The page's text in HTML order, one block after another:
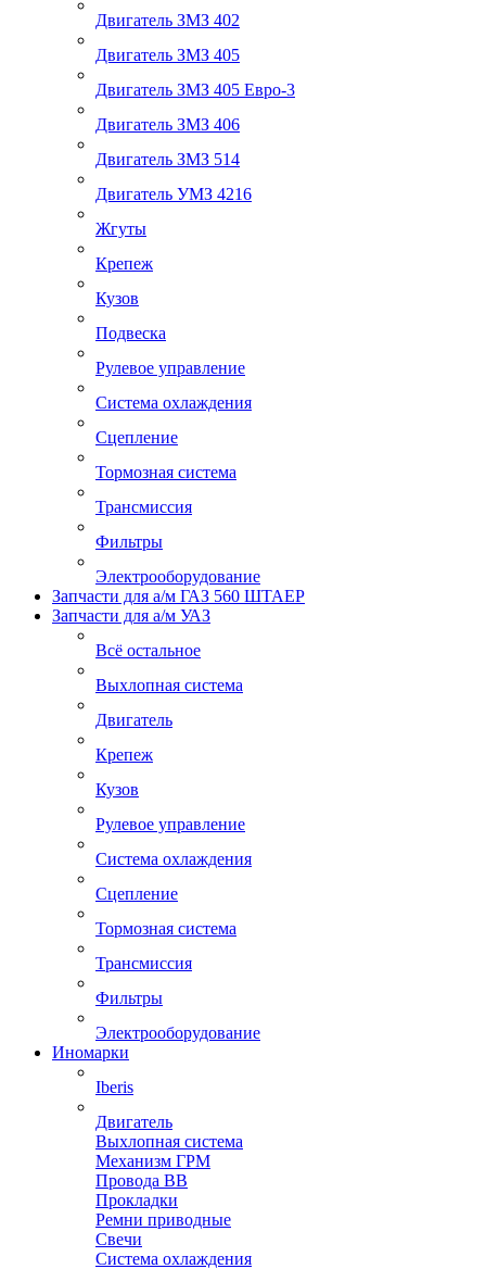
Двигатель ЗМЗ 402
Двигатель ЗМЗ 405
Двигатель ЗМЗ 405 Евро-3
Двигатель ЗМЗ 406
Двигатель ЗМЗ 514
Двигатель УМЗ 4216
Жгуты
Крепеж
Кузов
Подвеска
Рулевое управление
Система охлаждения
Сцепление
Тормозная система
Трансмиссия
Фильтры
Электрооборудование
Запчасти для а/м ГАЗ 560 ШТАЕР
Запчасти для а/м УАЗ
Всё остальное
Выхлопная система
Двигатель
Крепеж
Кузов
Рулевое управление
Система охлаждения
Сцепление
Тормозная система
Трансмиссия
Фильтры
Электрооборудование
Иномарки
Iberis
Двигатель
Выхлопная система
Механизм ГРМ
Провода ВВ
Прокладки
Ремни приводные
Свечи
Система охлаждения